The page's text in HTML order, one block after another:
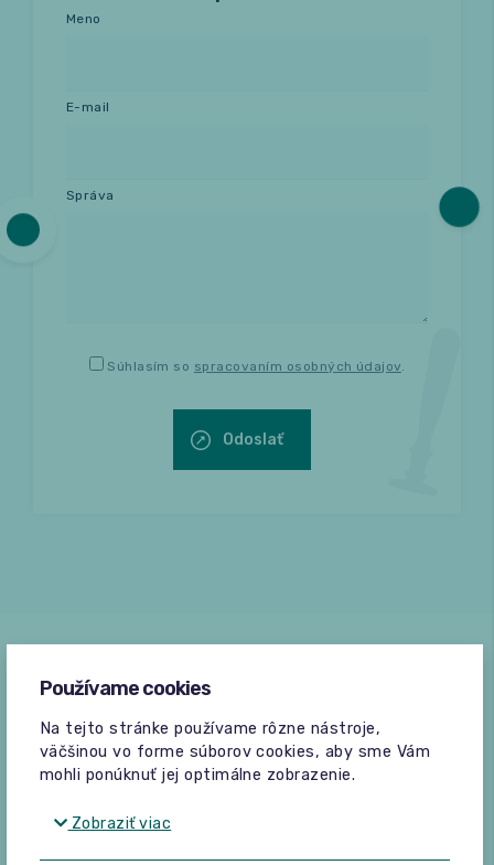
Meno
E-mail
Správa
Súhlasím so spracovaním osobných údajov.
Odoslať
Používame cookies
Na tejto stránke používame rôzne nástroje,
väčšinou vo forme súborov cookies, aby sme Vám
mohli ponúknuť jej optimálne zobrazenie.
Zobraziť viac